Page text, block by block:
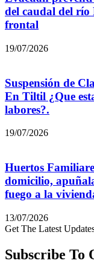
del caudal del río
frontal
19/07/2026
Suspensión de
En Tiltil ¿Que
labores?.
19/07/2026
Huertos
domicilio,
fuego a la
13/07/2026
Get The Latest
Subscribe To